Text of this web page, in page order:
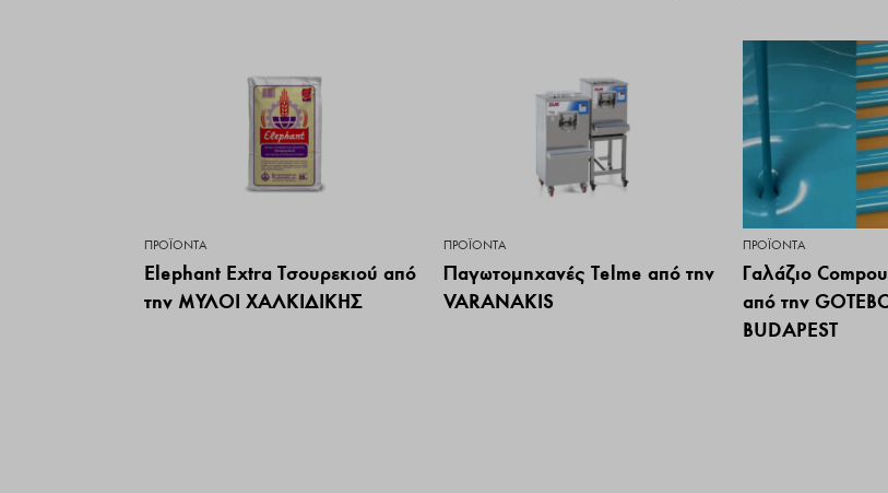
ΠΡΟΪΌΝΤΑ
Elephant Extra Τσουρεκιού από
την ΜΥΛΟΙ ΧΑΛΚΙΔΙΚΗΣ
ΠΡΟΪΌΝΤΑ
Παγωτομηχανές Telme από την
VARANAKIS
ΠΡΟΪΌΝΤΑ
Γαλάζιο
από την
BUDAPEST